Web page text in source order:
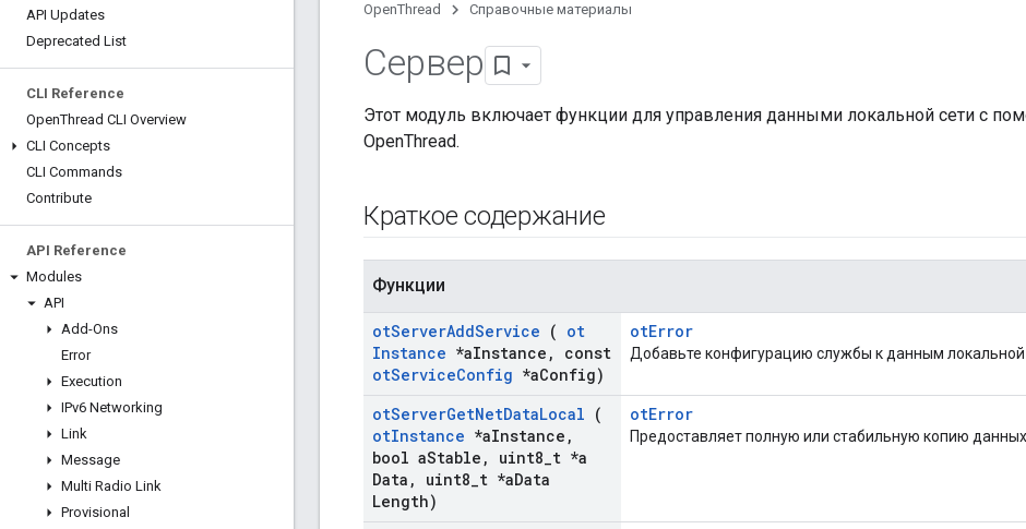
API Updates
Deprecated List
CLI Reference
OpenThread CLI Overview
CLI Concepts
CLI Commands
Contribute
API Reference
Modules
API
Add-Ons
Error
Execution
IPv6 Networking
Link
Message
Multi Radio Link
Provisional
OpenThread Справочные материалы
Сервер
Этот модуль включает функции для управления данными локальной сети с
OpenThread.
Краткое содержание
Функции
otServerAddService ( ot
Instance *aInstance ,
const
otServiceConfig *aConfig)
otError
Добавьте конфигурацию службы к данным локальной
otServerGetNetDataLocal (
otInstance *aInstance ,
bool aStable , uint8 t *a
Data , uint8 t *aData
Length)
otError
Предоставляет полную или стабильную копию данных